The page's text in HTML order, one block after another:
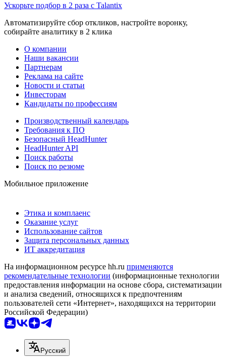
Ускорьте подбор в 2 раза с Talantix
Автоматизируйте сбор откликов, настройте воронку,
собирайте аналитику в 2 клика
О компании
Наши вакансии
Партнерам
Реклама на сайте
Новости и статьи
Инвесторам
Кандидаты по профессиям
Производственный календарь
Требования к ПО
Безопасный HeadHunter
HeadHunter API
Поиск работы
Поиск по резюме
Мобильное приложение
Этика и комплаенс
Оказание услуг
Использование сайтов
Защита персональных данных
ИТ аккредитация
На информационном ресурсе hh.ru применяются
рекомендательные технологии (информационные технологии
предоставления информации на основе сбора, систематизации
и анализа сведений, относящихся к предпочтениям
пользователей сети «Интернет», находящихся на территории
Российской Федерации)
Русский